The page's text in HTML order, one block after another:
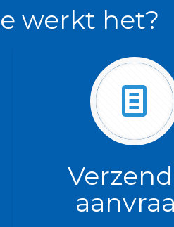
werkt het?